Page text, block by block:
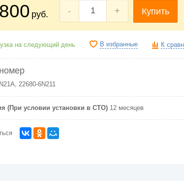
руб. - + Купить
на следующий день В избранные К
22680-6N211
(При условии установки в СТО) 12 месяцев